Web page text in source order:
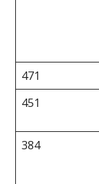
471
451
384